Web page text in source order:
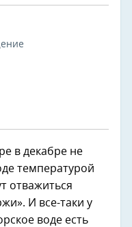
в декабре не
температурой
отважиться
И все-таки у
воде есть